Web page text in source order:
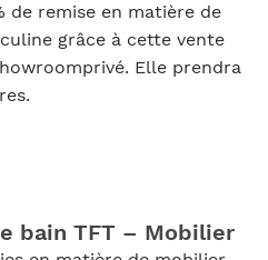
de remise en matière de
grâce à cette vente
Elle prendra
bain TFT – Mobilier